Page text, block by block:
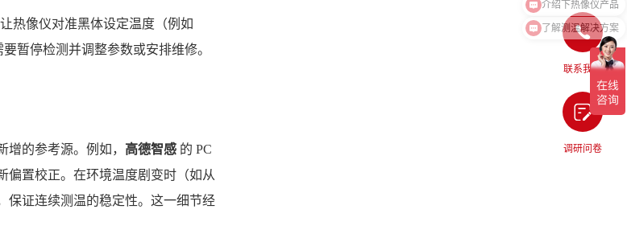
热像仪对准黑体设定温度（例如
暂停检测并调整参数或安排维修。
的参考源。例如， 高德智感的 PC
偏置校正。在环境温度剧变时（如从
保证连续测温的稳定性。这一细节经
联系我们
调研问卷
了解测温解决方案